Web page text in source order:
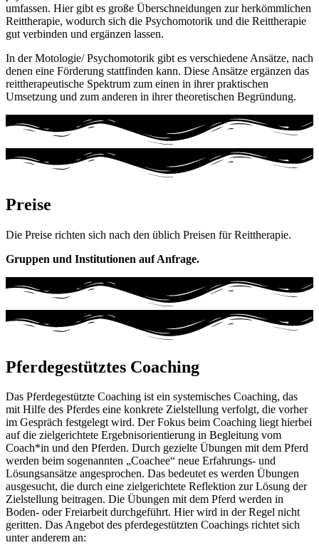
umfassen. Hier gibt es große Überschneidungen zur herkömmlichen
Reittherapie, wodurch sich die Psychomotorik und die Reittherapie
gut verbinden und ergänzen lassen.
In der Motologie/ Psychomotorik gibt es verschiedene Ansätze, nach
denen eine Förderung stattfinden kann. Diese Ansätze ergänzen das
reittherapeutische Spektrum zum einen in ihrer praktischen
Umsetzung und zum anderen in ihrer theoretischen Begründung.
Preise
Die Preise richten sich nach den üblich Preisen für Reittherapie.
Gruppen und Institutionen auf Anfrage.
Pferdegestütztes Coaching
Das Pferdegestützte Coaching ist ein systemisches Coaching, das
mit Hilfe des Pferdes eine konkrete Zielstellung verfolgt, die vorher
im Gespräch festgelegt wird. Der Fokus beim Coaching liegt hierbei
auf die zielgerichtete Ergebnisorientierung in Begleitung vom
Coach*in und den Pferden. Durch gezielte Übungen mit dem Pferd
werden beim sogenannten „Coachee“ neue Erfahrungs- und
Lösungsansätze angesprochen. Das bedeutet es werden Übungen
ausgesucht, die durch eine zielgerichtete Reflektion zur Lösung der
Zielstellung beitragen. Die Übungen mit dem Pferd werden in
Boden- oder Freiarbeit durchgeführt. Hier wird in der Regel nicht
geritten. Das Angebot des pferdegestützten Coachings richtet sich
unter anderem an: